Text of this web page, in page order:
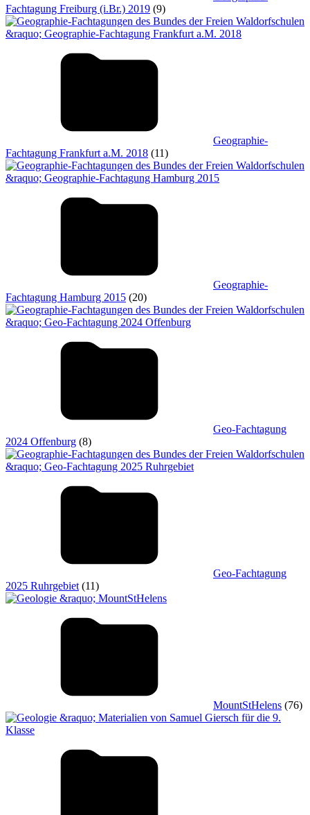
Fachtagung Freiburg (i.Br.) 2019 (9)
Geographie-
Fachtagung Frankfurt a.M. 2018 (11)
Geographie-
Fachtagung Hamburg 2015 (20)
Geo-Fachtagung
2024 Offenburg (8)
Geo-Fachtagung
2025 Ruhrgebiet (11)
MountStHelens (76)